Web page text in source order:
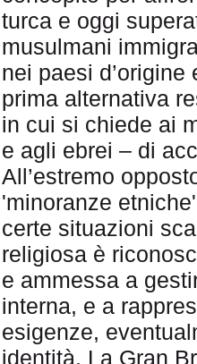
turca e oggi
musulmani
nei paesi
prima alternativa
in cui si chiede ai
e agli ebrei – di
All’estremo
'minoranze
certe situazioni
religiosa è
e ammessa a
interna, e a
esigenze,
identità. La Gran